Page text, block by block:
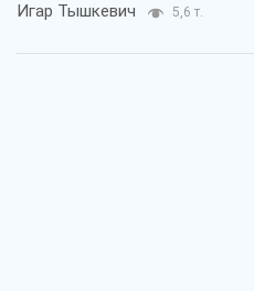
Игар Тышкевич 5,6 т.